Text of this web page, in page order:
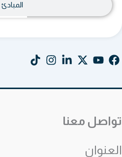
المبادئ
تواصل معنا
العنوان